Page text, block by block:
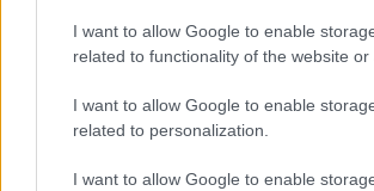
I want to allow Google to enable
related to functionality of the website or
I want to allow Google to enable
related to personalization.
I want to allow Google to enable
πρόσθετης αμοιβής
ανεξαρτήτως επίτευξης
καταβάλλεται ετησίως, εφόσον
δεσμεύσεων και το στρατηγικό